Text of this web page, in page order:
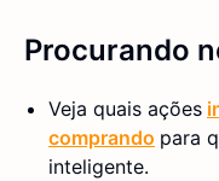
Procurando
Veja quais ações
comprando para
inteligente.